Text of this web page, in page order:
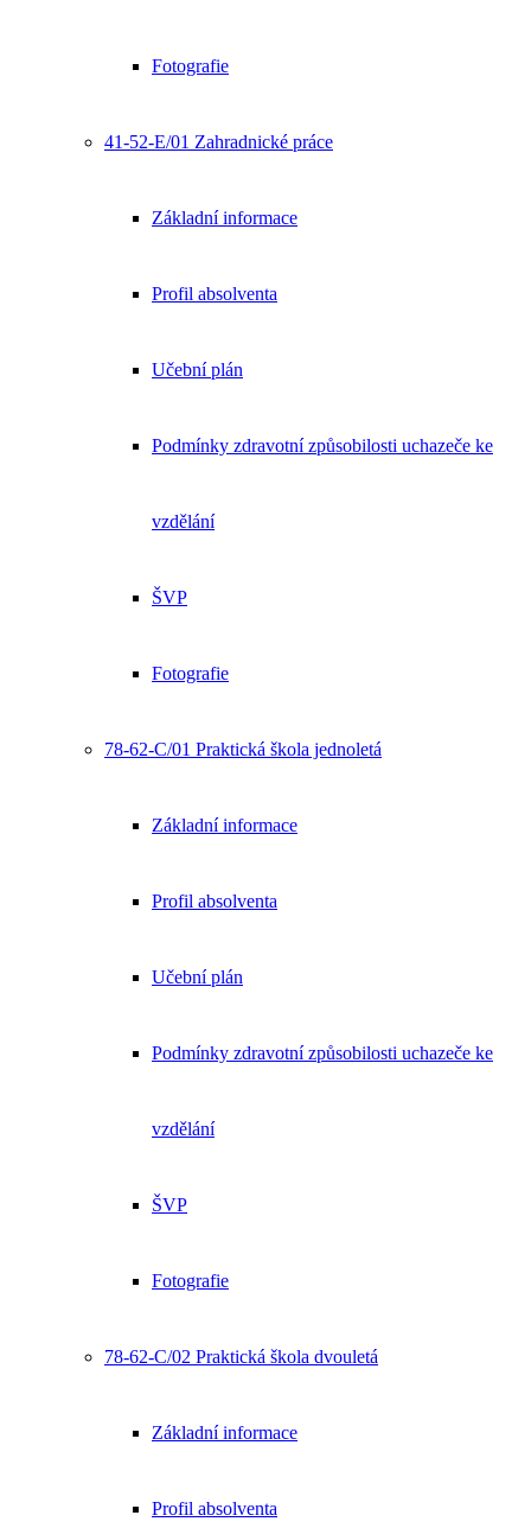
Fotografie
41-52-E/01 Zahradnické práce
Základní informace
Profil absolventa
Učební plán
Podmínky zdravotní způsobilosti uchazeče ke
vzdělání
ŠVP
Fotografie
78-62-C/01 Praktická škola jednoletá
Základní informace
Profil absolventa
Učební plán
Podmínky zdravotní způsobilosti uchazeče ke
vzdělání
ŠVP
Fotografie
78-62-C/02 Praktická škola dvouletá
Základní informace
Profil absolventa